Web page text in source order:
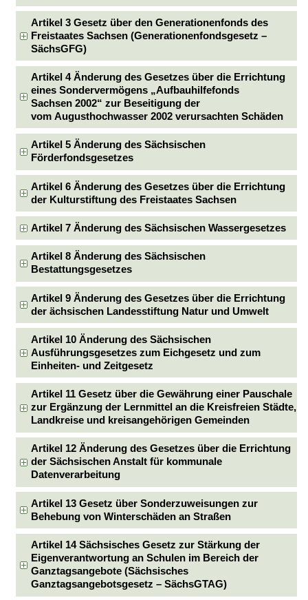
Artikel 3 Gesetz über den Generationenfonds des
Freistaates Sachsen (Generationenfondsgesetz –
SächsGFG)
Artikel 4 Änderung des Gesetzes über die Errichtung
eines Sondervermögens „Aufbauhilfefonds
Sachsen 2002“ zur Beseitigung der
vom Augusthochwasser 2002 verursachten Schäden
Artikel 5 Änderung des Sächsischen
Förderfondsgesetzes
Artikel 6 Änderung des Gesetzes über die Errichtung
der Kulturstiftung des Freistaates Sachsen
Artikel 7 Änderung des Sächsischen Wassergesetzes
Artikel 8 Änderung des Sächsischen
Bestattungsgesetzes
Artikel 9 Änderung des Gesetzes über die Errichtung
der ächsischen Landesstiftung Natur und Umwelt
Artikel 10 Änderung des Sächsischen
Ausführungsgesetzes zum Eichgesetz und zum
Einheiten- und Zeitgesetz
Artikel 11 Gesetz über die Gewährung einer Pauschale
zur Ergänzung der Lernmittel an die Kreisfreien Städte,
Landkreise und kreisangehörigen Gemeinden
Artikel 12 Änderung des Gesetzes über die Errichtung
der Sächsischen Anstalt für kommunale
Datenverarbeitung
Artikel 13 Gesetz über Sonderzuweisungen zur
Behebung von Winterschäden an Straßen
Artikel 14 Sächsisches Gesetz zur Stärkung der
Eigenverantwortung an Schulen im Bereich der
Ganztagsangebote (Sächsisches
Ganztagsangebotsgesetz – SächsGTAG)